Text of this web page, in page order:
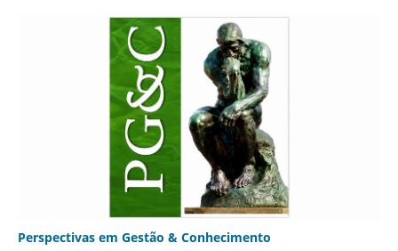
Perspectivas em Gestão & Conhecimento